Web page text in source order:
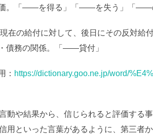
。「――を得る」「――を失う」「――
現在の給付に対して、後日にその反対給
債務の関係。「――貸付」
： https://dictionary.goo.ne.jp/word/
動や結果から、信じられると評価する事
用といった言葉があるように、第三者